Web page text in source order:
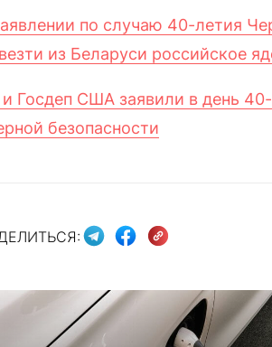
по случаю 40-летия
из Беларуси российское
Госдеп США заявили в день
безопасности